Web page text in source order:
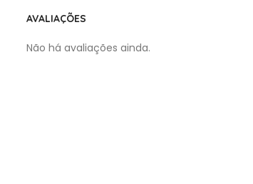
AVALIAÇÕES
Não há avaliações ainda.